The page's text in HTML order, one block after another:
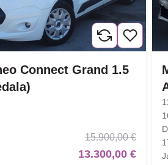
Connect Grand 1.5
15.900,00 €
13.300,00 €